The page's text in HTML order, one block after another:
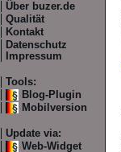
Über buzer.de
Qualität
Kontakt
Datenschutz
Impressum
Tools:
Blog-Plugin
Mobilversion
Update via:
Web-Widget